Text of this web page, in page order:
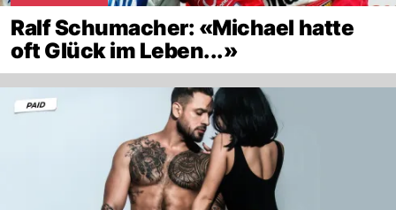
Ralf Schumacher: «Michael hatte
oft Glück im Leben...»